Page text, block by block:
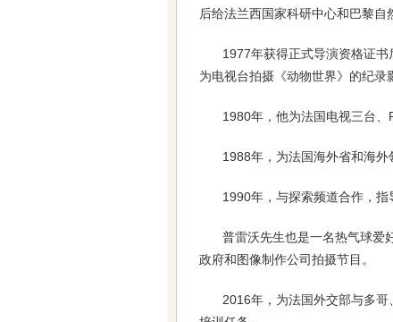
后给法兰西国家科研中心和巴黎自
1977年获得正式导演资格证
为电视台拍摄《动物世界》的纪录
1980年，他为法国电视三台、
1988年，为法国海外省和海外
1990年，与探索频道合作，指
普雷沃先生也是一名热气球爱
政府和图像制作公司拍摄节目。
2016年，为法国外交部与多